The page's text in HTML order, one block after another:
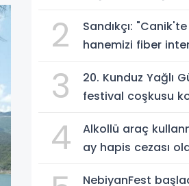
2
Sandıkçı:
hanemizi fiber
3
20. Kunduz Yağlı
festival coşkusu
4
Alkollü araç
ay hapis cezası
NebiyanFest